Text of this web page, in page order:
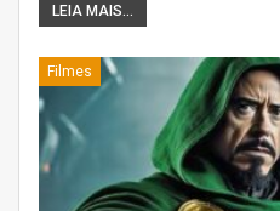
LEIA MAIS...
Filmes